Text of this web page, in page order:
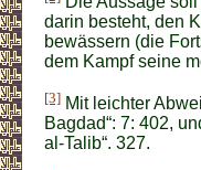
darin besteht, den
bewässern (die
dem Kampf seine
[3] Mit leichter
Bagdad“: 7: 402,
al-Talib“. 327.